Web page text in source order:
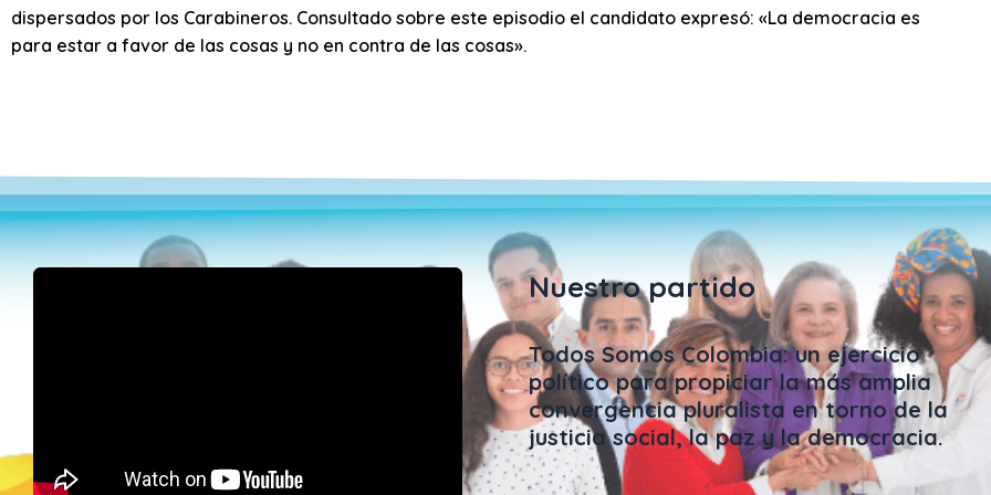
dispersados por los Carabineros. Consultado sobre este episodio el candidato expresó: «La democracia es
para estar a favor de las cosas y no en contra de las cosas».
Nuestro partido
Todos Somos Colombia: un ejercicio
político para propiciar la más amplia
convergencia pluralista en torno de la
justicia social, la paz y la democracia.